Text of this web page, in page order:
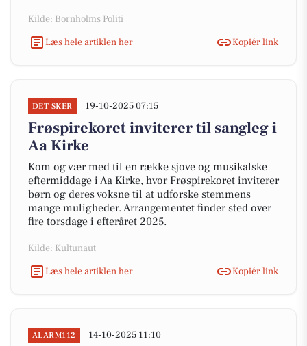
Kilde: Bornholms Politi
Læs hele artiklen her
Kopiér link
DET SKER 19-10-2025 07:15
Frøspirekoret inviterer til sangleg i
Aa Kirke
Kom og vær med til en række sjove og musikalske
eftermiddage i Aa Kirke, hvor Frøspirekoret inviterer
børn og deres voksne til at udforske stemmens
mange muligheder. Arrangementet finder sted over
fire torsdage i efteråret 2025.
Kilde: Kultunaut
Læs hele artiklen her
Kopiér link
ALARM112 14-10-2025 11:10